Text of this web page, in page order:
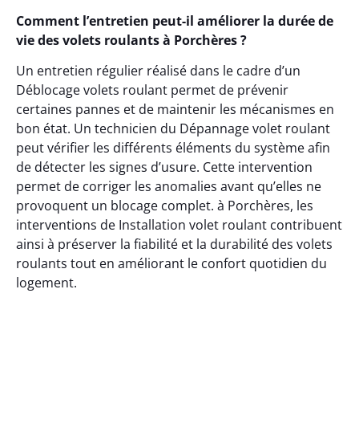
Comment l’entretien peut-il améliorer la durée de
vie des volets roulants à Porchères ?
Un entretien régulier réalisé dans le cadre d’un
Déblocage volets roulant permet de prévenir
certaines pannes et de maintenir les mécanismes en
bon état. Un technicien du Dépannage volet roulant
peut vérifier les différents éléments du système afin
de détecter les signes d’usure. Cette intervention
permet de corriger les anomalies avant qu’elles ne
provoquent un blocage complet. à Porchères, les
interventions de Installation volet roulant contribuent
ainsi à préserver la fiabilité et la durabilité des volets
roulants tout en améliorant le confort quotidien du
logement.